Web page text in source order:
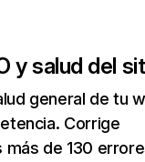
y salud del
general de tu
Corrige
más de 130